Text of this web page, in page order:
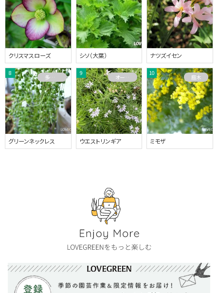
クリスマスローズ シソ（大葉） ナツズイセン
グリーンネックレス
多肉植物
ウエストリンギア
オーストラリアプランツ
ミモザ
庭木